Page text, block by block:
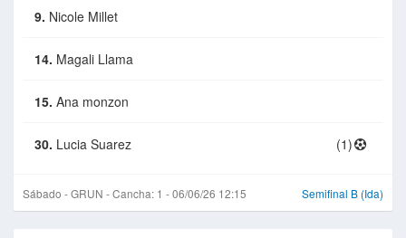
9. Nicole Millet
14. Magali Llama
15. Ana monzon
30. Lucia Suarez (1)
Sábado - GRUN - Cancha: 1 - 06/06/26 12:15 Semifinal B (Ida)